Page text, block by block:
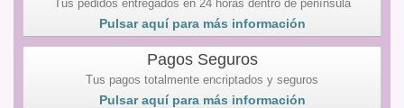
Tus pedidos entregados en 24 horas dentro de península
Pulsar aquí para más información
Pagos Seguros
Tus pagos totalmente encriptados y seguros
Pulsar aquí para más información